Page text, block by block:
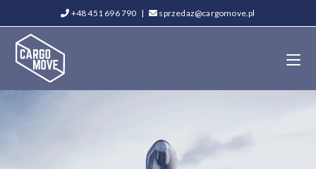
+48 451 696 790 | sprzedaz@cargomove.pl